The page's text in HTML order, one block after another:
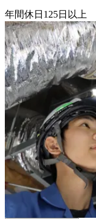
年間休日125日以上